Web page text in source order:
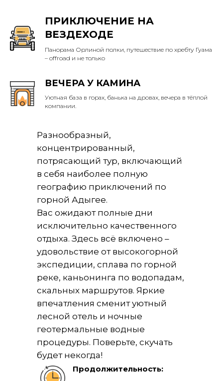
ПРИКЛЮЧЕНИЕ НА
ВЕЗДЕХОДЕ
Панорама Орлиной полки, путешествие по хребту Гуама
– offroad и не только
ВЕЧЕРА У КАМИНА
Уютная база в горах, банька на дровах, вечера в тёплой
компании.
Продолжительность:
Разнообразный,
концентрированный,
потрясающий тур, включающий
в себя наиболее полную
географию приключений по
горной Адыгее.
Вас ожидают полные дни
исключительно качественного
отдыха. Здесь всё включено –
удовольствие от высокогорной
экспедиции, сплава по горной
реке, каньонинга по водопадам,
скальных маршрутов. Яркие
впечатления сменит уютный
лесной отель и ночные
геотермальные водные
процедуры. Поверьте, скучать
будет некогда!